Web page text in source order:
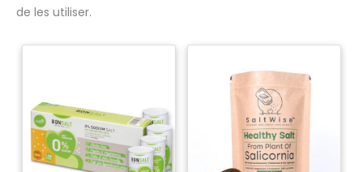
de les utiliser.